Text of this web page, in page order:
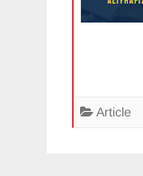
Article